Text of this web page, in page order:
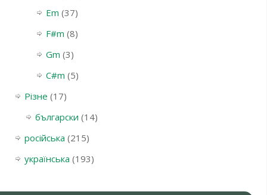
Em (37)
F#m (8)
Gm (3)
С#m (5)
Різне (17)
български (14)
російська (215)
українська (193)